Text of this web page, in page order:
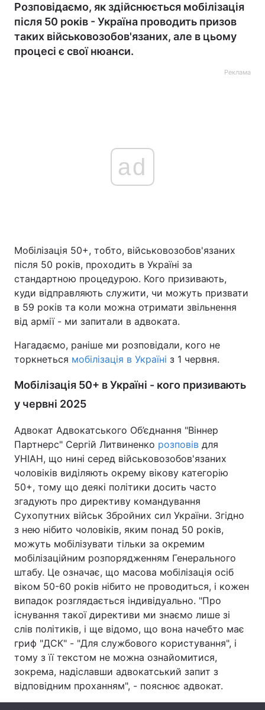
Україна Політика
Економіка Світ
Спорт Наука
Техно і зв'язок Лайт
Здоров'я
Цікавинки Погода
Екологія Регіони
Лонгріди
Відео з Youtube Статті
Архів Вакансії
Контакти
Послуги
Розповідаємо, як здійснюється мобілізація
після 50 років - Україна проводить призов
таких військовозобов'язаних, але в цьому
процесі є свої нюанси.
Реклама
ad
Мобілізація 50+, тобто, військовозобов'язаних
після 50 років, проходить в Україні за
стандартною процедурою. Кого призивають,
куди відправляють служити, чи можуть призвати
в 59 років та коли можна отримати звільнення
від армії - ми запитали в адвоката.
Нагадаємо, раніше ми розповідали, кого не
торкнеться мобілізація в Україні з 1 червня.
Мобілізація 50+ в Україні - кого призивають
у червні 2025
Адвокат Адвокатського Об’єднання "Віннер
Партнерс" Сергій Литвиненко розповів для
УНІАН, що нині серед військовозобов'язаних
чоловіків виділяють окрему вікову категорію
50+, тому що деякі політики досить часто
згадують про директиву командування
Сухопутних військ Збройних сил України. Згідно
з нею нібито чоловіків, яким понад 50 років,
можуть мобілізувати тільки за окремим
мобілізаційним розпорядженням Генерального
штабу. Це означає, що масова мобілізація осіб
віком 50-60 років нібито не проводиться, і кожен
випадок розглядається індивідуально. "Про
існування такої директиви ми знаємо лише зі
слів політиків, і ще відомо, що вона начебто має
гриф "ДСК" - "Для службового користування", і
тому з її текстом не можна ознайомитися,
зокрема, надіславши адвокатський запит з
відповідним проханням", - пояснює адвокат.